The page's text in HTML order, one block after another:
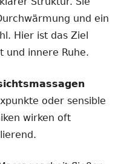
und ein
Hier ist das Ziel
und innere Ruhe.
oder sensible
wirken oft